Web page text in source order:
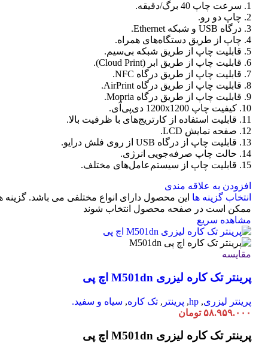
1. سرعت چاپ 40 برگ/دقیقه.
2. چاپ دو رو.
3. درگاه USB و شبکه Ethernet.
4. چاپ از طریق دستگاه‌های همراه.
5. قابلیت چاپ از طریق شبکه بی‌سیم.
6. قابلیت چاپ از طریق ابر (Cloud Print).
7. قابلیت چاپ از طریق درگاه NFC.
8. قابلیت چاپ از طریق درگاه AirPrint.
9. قابلیت چاپ از طریق درگاه Mopria.
10. کیفیت چاپ 1200x1200 دی‌پی‌آی.
11. قابلیت استفاده از کارتریج‌های با ظرفیت بالا.
12. صفحه نمایش LCD.
13. قابلیت چاپ از درگاه USB از روی فلش درایو.
14. حالت چاپ صرفه‌جویی انرژی.
15. قابلیت چاپ از سیستم‌عامل‌های مختلف.
افزودن به علاقه مندی
انتخاب گزینه ها این محصول دارای انواع مختلفی می باشد. گزینه
ممکن است در صفحه محصول انتخاب شوند
مشاهده سریع
مقایسه
پرینتر تک کاره لیزری M501dn اچ پی
پرینتر لیزری,
hp
, پرینتر , تک کاره, سیاه و سفید.
۵۸.۹۵۹.۰۰۰ تومان
پرینتر تک کاره لیزری M501dn اچ پی